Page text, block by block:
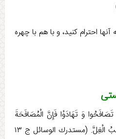
احترام کنید، و با هم با چهره
وَ تَهَادَوْا فَإِنَّ الْمُصَافَحَةَ
تَزِيدُ فِي الْمَوَدَّةِ وَ الْهَدِيَّةَ تَذْهَبُ الْغِلَّ. (مستدرك الوسائل ج ‏۱۳